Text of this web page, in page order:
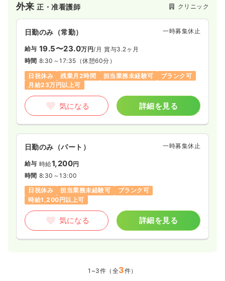
外来正・准看護師 クリニック
日勤のみ（常勤） 一時募集休止
給与 19.5〜23.0万円/月 賞与3.2ヶ月
時間 8:30～17:35 （休憩60分）
日祝休み
残業月2時間 担当業務未経験可
ブランク可
月給23万円以上可
気になる 詳細を見る
日勤のみ（パート） 一時募集休止
給与 時給1,200円
時間 8:30～13:00
日祝休み
担当業務未経験可
ブランク可
時給1,200円以上可
気になる 詳細を見る
1~3件（全3件）